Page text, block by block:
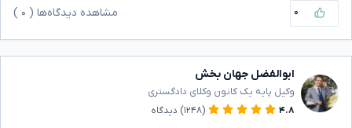
۰ مشاهده دیدگاه‌ها ( ۰
ابوالفضل جهان بخش
وکیل پایه یک کانون وکلای دادگستری
۴.۸
(۱۲۴۸) دیدگاه